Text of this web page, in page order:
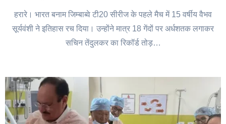
हरारे। भारत बनाम जिम्बाब्वे टी20 सीरीज के पहले मैच में 15 वर्षीय वैभव
सूर्यवंशी ने इतिहास रच दिया। उन्होंने मात्र 18 गेंदों पर अर्धशतक लगाकर
सचिन तेंदुलकर का रिकॉर्ड तोड़…